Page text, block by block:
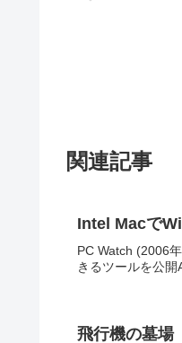
関連記事
Intel Macで
PC Watch (2006
きるツールを公開
飛行機の墓場